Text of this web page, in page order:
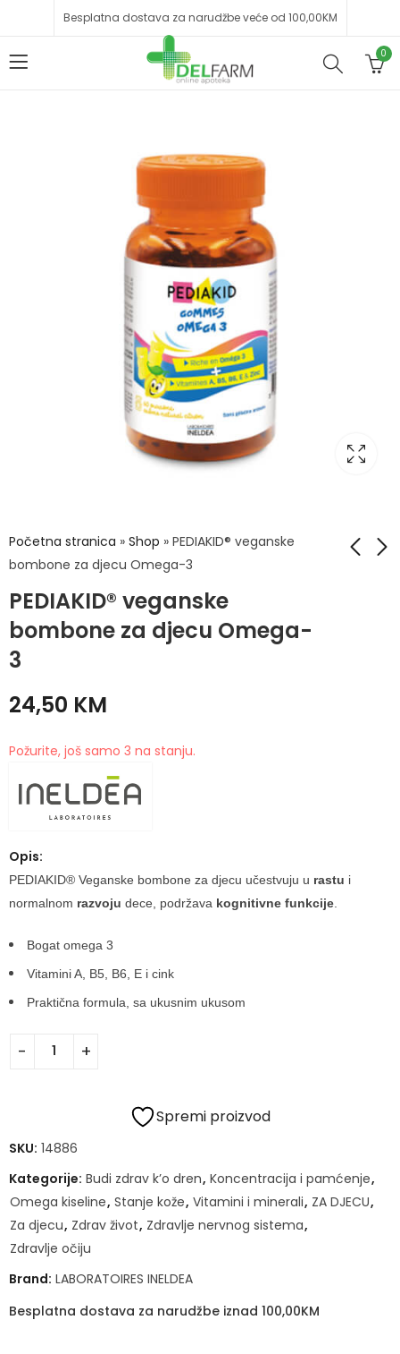
Besplatna dostava za narudžbe veće od 100,00KM
0
Početna stranica » Shop » PEDIAKID® veganske
bombone za djecu Omega-3
PEDIAKID® veganske
bombone za djecu Omega-
3
za djecu sa
vitaminom C
24,50
za djecu sa
probiotikom
24,50
24,50 KM
Požurite, još samo 3 na stanju.
Opis:
PEDIAKID® Veganske bombone za djecu učestvuju u rastu i
normalnom razvoju dece, podržava kognitivne funkcije
Bogat omega 3
Vitamini A, B5, B6, E i cink
Praktična formula, sa ukusnim ukusom
Spremi proizvod
SKU: 14886
Kategorije: Budi zdrav k’o dren, Koncentracija i pamćenje,
Omega kiseline, Stanje kože, Vitamini i minerali, ZA DJECU,
Za djecu, Zdrav život, Zdravlje nervnog sistema,
Zdravlje očiju
Brand: LABORATOIRES INELDEA
Besplatna dostava za narudžbe iznad 100,00KM